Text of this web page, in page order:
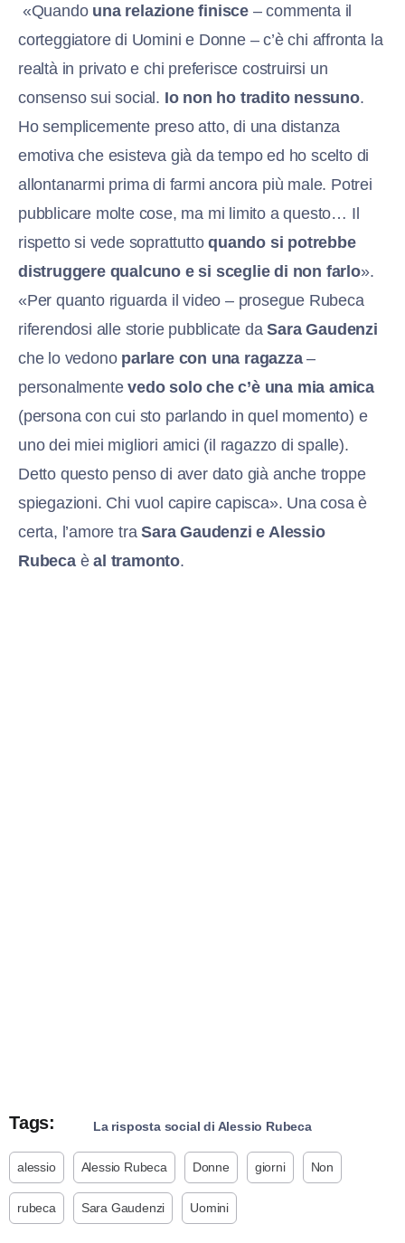
«Quando una relazione finisce – commenta il
corteggiatore di Uomini e Donne – c’è chi affronta la
realtà in privato e chi preferisce costruirsi un
consenso sui social. Io non ho tradito nessuno.
Ho semplicemente preso atto, di una distanza
emotiva che esisteva già da tempo ed ho scelto di
allontanarmi prima di farmi ancora più male. Potrei
pubblicare molte cose, ma mi limito a questo… Il
rispetto si vede soprattuttoquando si potrebbe
distruggere qualcuno e si sceglie di non farlo».
«Per quanto riguarda il video – prosegue Rubeca
riferendosi alle storie pubblicate daSara Gaudenzi
che lo vedono parlare con una ragazza–
personalmentevedo solo che c’è una mia amica
(persona con cui sto parlando in quel momento) e
uno dei miei migliori amici (il ragazzo di spalle).
Detto questo penso di aver dato già anche troppe
spiegazioni. Chi vuol capire capisca». Una cosa è
certa, l’amore traSara Gaudenzi e Alessio
Rubecaèal tramonto.
La risposta social di Alessio Rubeca
Tags:
alessio Alessio Rubeca Donne giorni Non
rubeca Sara Gaudenzi Uomini